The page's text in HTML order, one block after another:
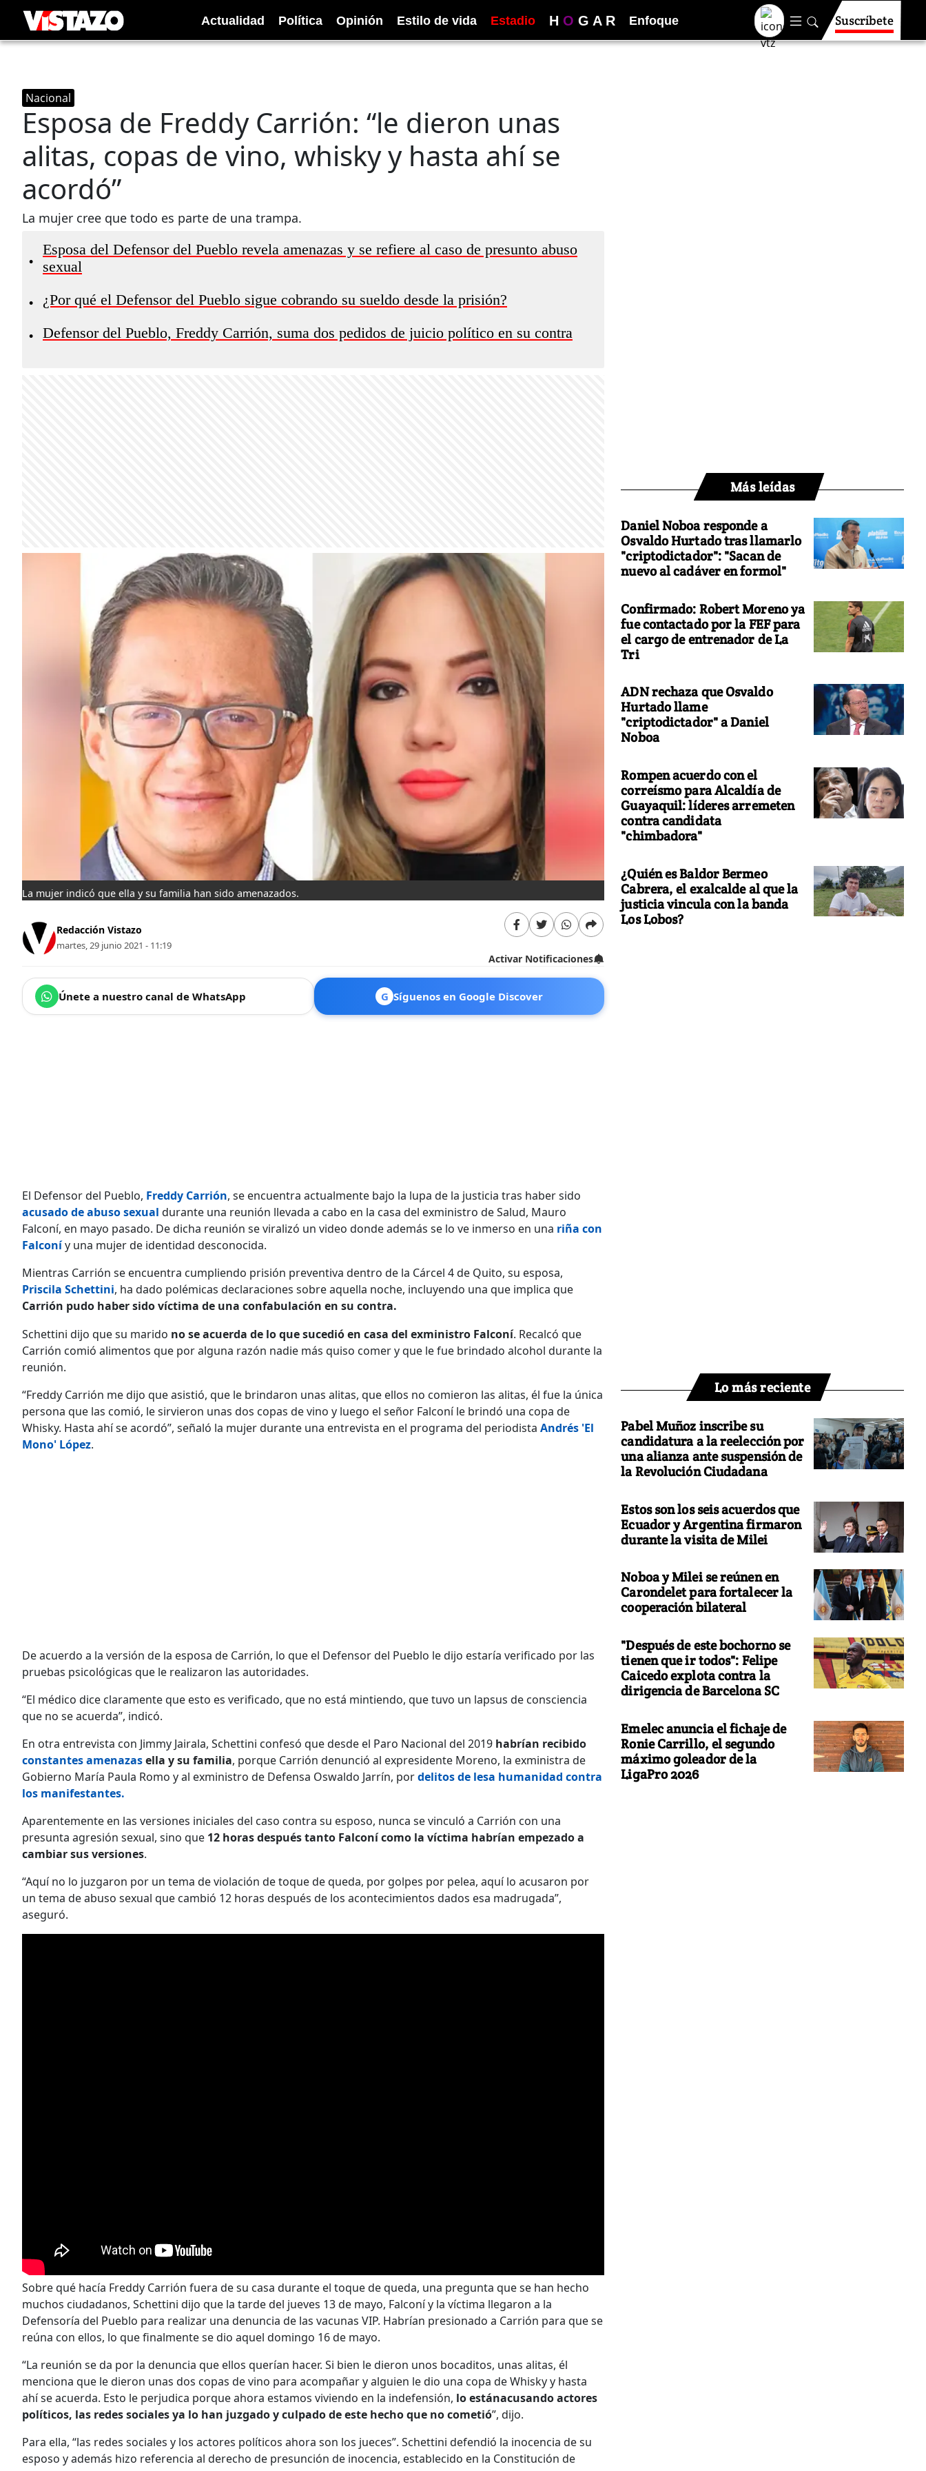
Actualidad Política Opinión Estilo de vida Estadio H O G A R Enfoque Suscríbete
Nacional
Esposa de Freddy Carrión: “le dieron unas
alitas, copas de vino, whisky y hasta ahí se
acordó”
La mujer cree que todo es parte de una trampa.
•
Esposa del Defensor del Pueblo revela amenazas y se refiere al caso de presunto abuso
sexual
• ¿Por qué el Defensor del Pueblo sigue cobrando su sueldo desde la prisión?
• Defensor del Pueblo, Freddy Carrión, suma dos pedidos de juicio político en su contra
La mujer indicó que ella y su familia han sido amenazados.
Redacción Vistazo
martes, 29 junio 2021 - 11:19
Activar Notificaciones
Únete a nuestro canal de WhatsApp G Síguenos en Google Discover
El Defensor del Pueblo, Freddy Carrión, se encuentra actualmente bajo la lupa de la justicia tras haber sido
acusado de abuso sexual durante una reunión llevada a cabo en la casa del exministro de Salud, Mauro
Falconí, en mayo pasado. De dicha reunión se viralizó un video donde además se lo ve inmerso en una riña con
Falconíy una mujer de identidad desconocida.
Mientras Carrión se encuentra cumpliendo prisión preventiva dentro de la Cárcel 4 de Quito, su esposa,
Priscila Schettini, ha dado polémicas declaraciones sobre aquella noche, incluyendo una que implica que
Carrión pudo haber sido víctima de una confabulación en su contra.
Schettini dijo que su marido no se acuerda de lo que sucedió en casa del exministro Falconí. Recalcó que
Carrión comió alimentos que por alguna razón nadie más quiso comer y que le fue brindado alcohol durante la
reunión.
“Freddy Carrión me dijo que asistió, que le brindaron unas alitas, que ellos no comieron las alitas, él fue la única
persona que las comió, le sirvieron unas dos copas de vino y luego el señor Falconí le brindó una copa de
Whisky. Hasta ahí se acordó”, señaló la mujer durante una entrevista en el programa del periodista Andrés 'El
Mono' López.
De acuerdo a la versión de la esposa de Carrión, lo que el Defensor del Pueblo le dijo estaría verificado por las
pruebas psicológicas que le realizaron las autoridades.
“El médico dice claramente que esto es verificado, que no está mintiendo, que tuvo un lapsus de consciencia
que no se acuerda”, indicó.
En otra entrevista con Jimmy Jairala, Schettini confesó que desde el Paro Nacional del 2019 habrían recibido
constantes amenazasella y su familia, porque Carrión denunció al expresidente Moreno, la exministra de
Gobierno María Paula Romo y al exministro de Defensa Oswaldo Jarrín, pordelitos de lesa humanidad contra
los manifestantes.
Aparentemente en las versiones iniciales del caso contra su esposo, nunca se vinculó a Carrión con una
presunta agresión sexual, sino que 12 horas después tanto Falconí como la víctima habrían empezado a
cambiar sus versiones.
“Aquí no lo juzgaron por un tema de violación de toque de queda, por golpes por pelea, aquí lo acusaron por
un tema de abuso sexual que cambió 12 horas después de los acontecimientos dados esa madrugada”,
aseguró.
Sobre qué hacía Freddy Carrión fuera de su casa durante el toque de queda, una pregunta que se han hecho
muchos ciudadanos, Schettini dijo que la tarde del jueves 13 de mayo, Falconí y la víctima llegaron a la
Defensoría del Pueblo para realizar una denuncia de las vacunas VIP. Habrían presionado a Carrión para que se
reúna con ellos, lo que finalmente se dio aquel domingo 16 de mayo.
“La reunión se da por la denuncia que ellos querían hacer. Si bien le dieron unos bocaditos, unas alitas, él
menciona que le dieron unas dos copas de vino para acompañar y alguien le dio una copa de Whisky y hasta
ahí se acuerda. Esto le perjudica porque ahora estamos viviendo en la indefensión, lo estánacusando actores
políticos, las redes sociales ya lo han juzgado y culpado de este hecho que no cometió”, dijo.
Para ella, “las redes sociales y los actores políticos ahora son los jueces”. Schettini defendió la inocencia de su
esposo y además hizo referencia al derecho de presunción de inocencia, establecido en la Constitución de
Más leídas
Daniel Noboa responde a
Osvaldo Hurtado tras llamarlo
"criptodictador": "Sacan de
nuevo al cadáver en formol"
Confirmado: Robert Moreno ya
fue contactado por la FEF para
el cargo de entrenador de La
Tri
ADN rechaza que Osvaldo
Hurtado llame
"criptodictador" a Daniel
Noboa
Rompen acuerdo con el
correísmo para Alcaldía de
Guayaquil: líderes arremeten
contra candidata
"chimbadora"
¿Quién es Baldor Bermeo
Cabrera, el exalcalde al que la
justicia vincula con la banda
Los Lobos?
Lo más reciente
Pabel Muñoz inscribe su
candidatura a la reelección por
una alianza ante suspensión de
la Revolución Ciudadana
Estos son los seis acuerdos que
Ecuador y Argentina firmaron
durante la visita de Milei
Noboa y Milei se reúnen en
Carondelet para fortalecer la
cooperación bilateral
"Después de este bochorno se
tienen que ir todos": Felipe
Caicedo explota contra la
dirigencia de Barcelona SC
Emelec anuncia el fichaje de
Ronie Carrillo, el segundo
máximo goleador de la
LigaPro 2026